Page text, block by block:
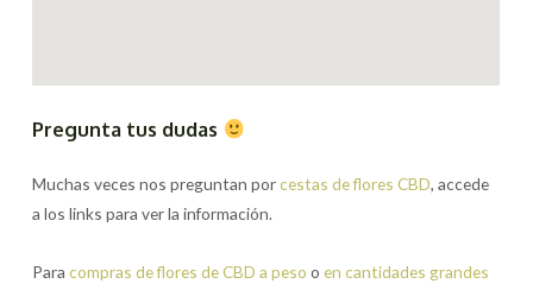
Pregunta tus dudas
Muchas veces nos preguntan porcestas de flores CBD, accede
a los links para ver la información.
Paracompras de flores de CBD a peso oen cantidades grandes